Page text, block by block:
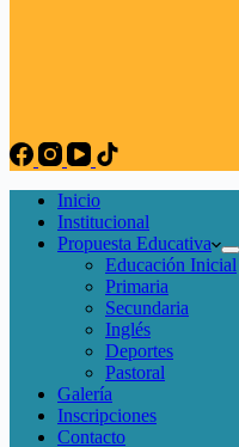
Inicio
Institucional
Propuesta Educativa
Educación Inicial
Primaria
Secundaria
Inglés
Deportes
Pastoral
Galería
Inscripciones
Contacto